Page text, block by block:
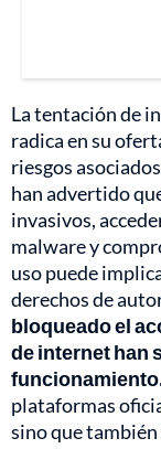
La tentación de
radica en su
riesgos
han advertido
invasivos,
malware y
uso puede
derechos de
bloqueado el
de internet han
plataformas
sino que